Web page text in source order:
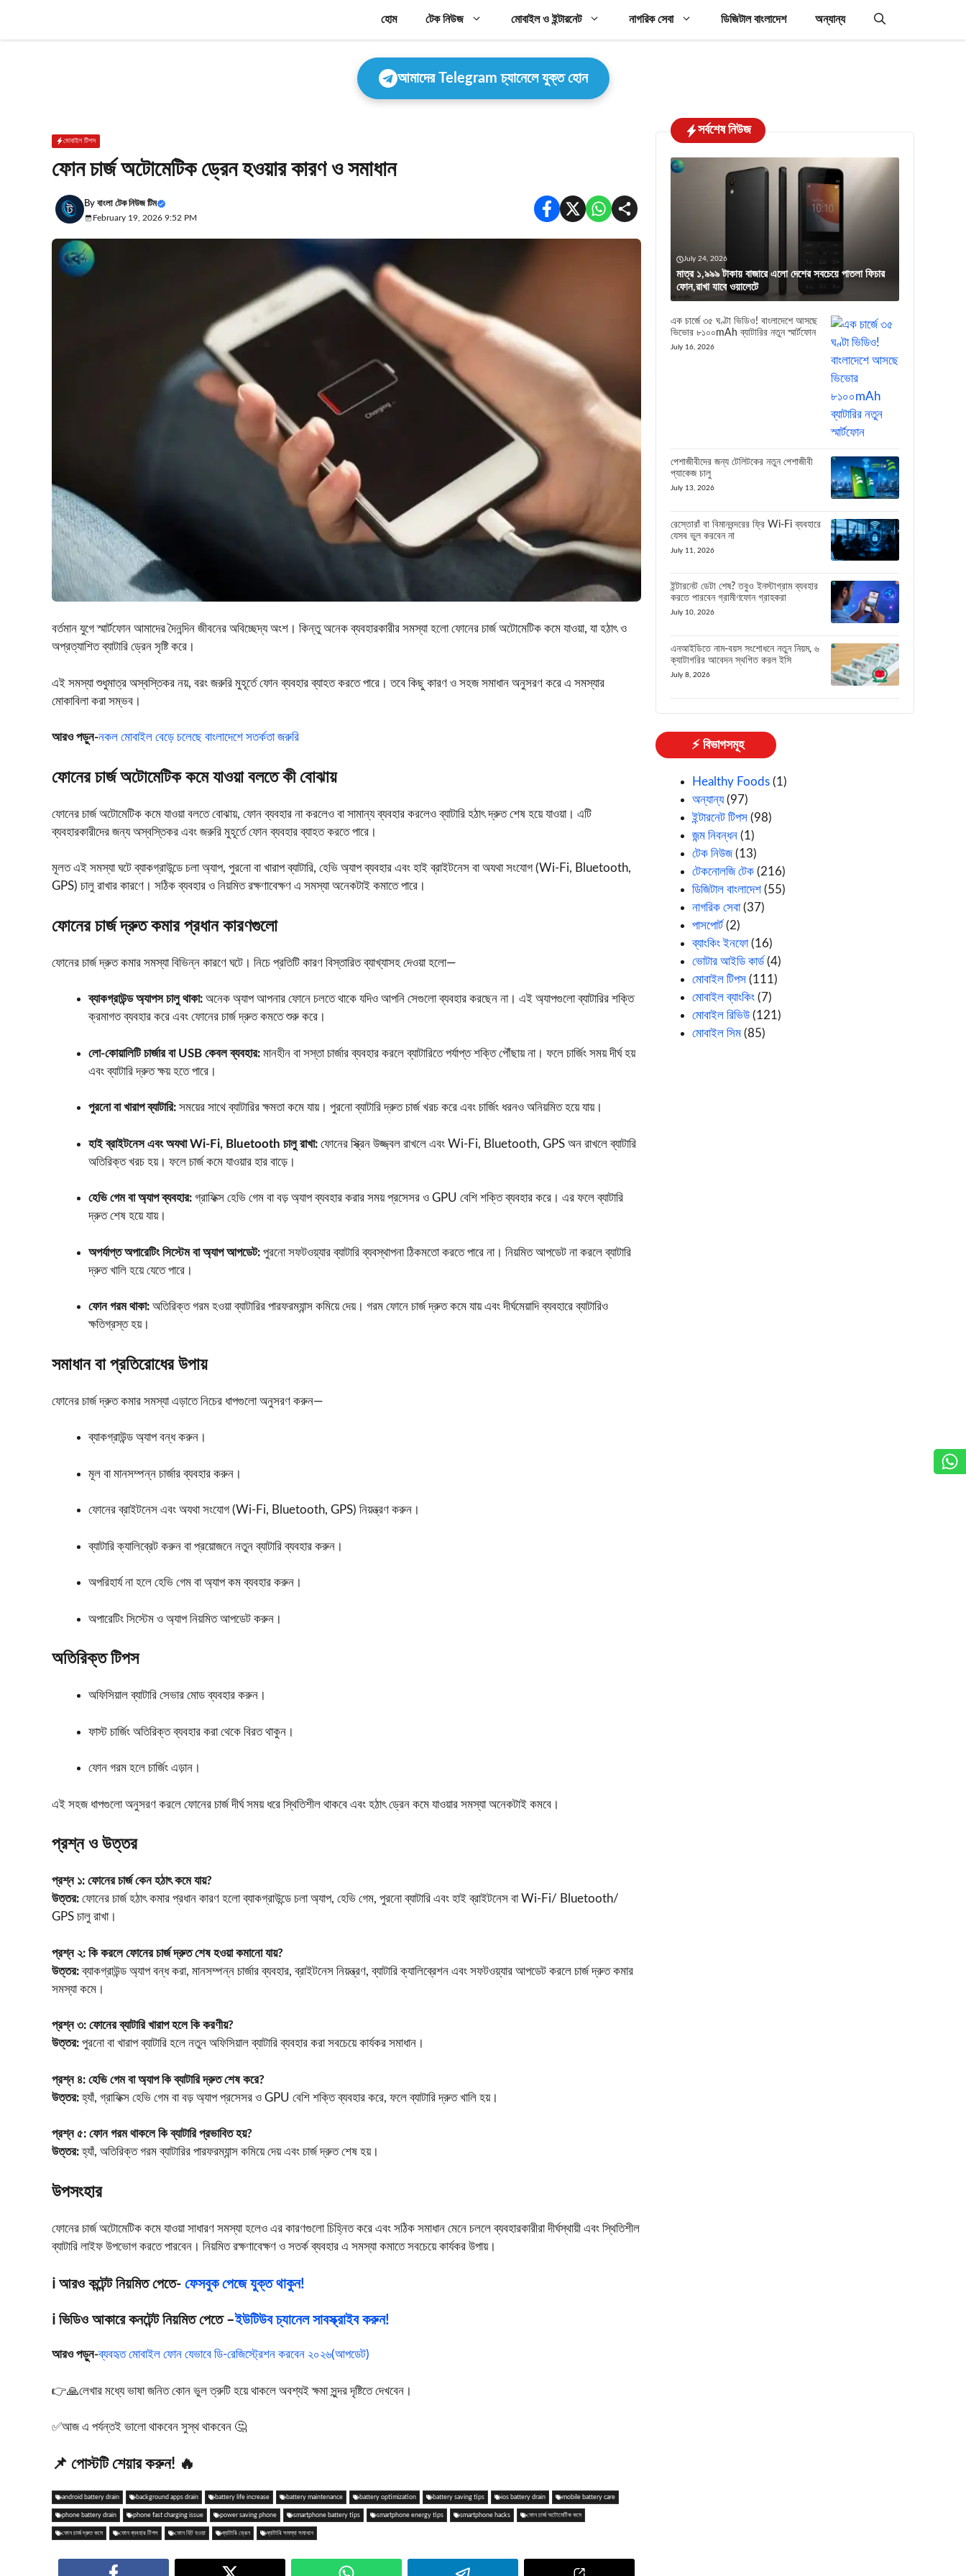
content
হোম টেক নিউজ মোবাইল ও ইন্টারনেট নাগরিক সেবা ডিজিটাল বাংলাদেশ অন্যান্য
আমাদের Telegram চ্যানেলে যুক্ত হোন
মোবাইল টিপস
ফোন চার্জ অটোমেটিক ড্রেন হওয়ার কারণ ও সমাধান
By বাংলা টেক নিউজ টিম
February 19, 2026 9:52 PM
বর্তমান যুগে স্মার্টফোন আমাদের দৈনন্দিন জীবনের অবিচ্ছেদ্য অংশ। কিন্তু অনেক ব্যবহারকারীর সমস্যা হলো ফোনের চার্জ অটোমেটিক কমে যাওয়া, যা হঠাৎ ও
অপ্রত্যাশিত ব্যাটারি ড্রেন সৃষ্টি করে।
এই সমস্যা শুধুমাত্র অস্বস্তিকর নয়, বরং জরুরি মুহূর্তে ফোন ব্যবহার ব্যাহত করতে পারে। তবে কিছু কারণ ও সহজ সমাধান অনুসরণ করে এ সমস্যার
মোকাবিলা করা সম্ভব।
আরও পড়ুন-নকল মোবাইল বেড়ে চলেছে বাংলাদেশে সতর্কতা জরুরি
ফোনের চার্জ অটোমেটিক কমে যাওয়া বলতে কী বোঝায়
ফোনের চার্জ অটোমেটিক কমে যাওয়া বলতে বোঝায়, ফোন ব্যবহার না করলেও বা সামান্য ব্যবহার করলেও ব্যাটারি হঠাৎ দ্রুত শেষ হয়ে যাওয়া। এটি
ব্যবহারকারীদের জন্য অস্বস্তিকর এবং জরুরি মুহূর্তে ফোন ব্যবহার ব্যাহত করতে পারে।
মূলত এই সমস্যা ঘটে ব্যাকগ্রাউন্ডে চলা অ্যাপ, পুরনো বা খারাপ ব্যাটারি, হেভি অ্যাপ ব্যবহার এবং হাই ব্রাইটনেস বা অযথা সংযোগ (Wi-Fi, Bluetooth,
GPS) চালু রাখার কারণে। সঠিক ব্যবহার ও নিয়মিত রক্ষণাবেক্ষণ এ সমস্যা অনেকটাই কমাতে পারে।
ফোনের চার্জ দ্রুত কমার প্রধান কারণগুলো
ফোনের চার্জ দ্রুত কমার সমস্যা বিভিন্ন কারণে ঘটে। নিচে প্রতিটি কারণ বিস্তারিত ব্যাখ্যাসহ দেওয়া হলো—
ব্যাকগ্রাউন্ড অ্যাপস চালু থাকা: অনেক অ্যাপ আপনার ফোনে চলতে থাকে যদিও আপনি সেগুলো ব্যবহার করছেন না। এই অ্যাপগুলো ব্যাটারির শক্তি
ক্রমাগত ব্যবহার করে এবং ফোনের চার্জ দ্রুত কমতে শুরু করে।
লো-কোয়ালিটি চার্জার বা USB কেবল ব্যবহার: মানহীন বা সস্তা চার্জার ব্যবহার করলে ব্যাটারিতে পর্যাপ্ত শক্তি পৌঁছায় না। ফলে চার্জিং সময় দীর্ঘ হয়
এবং ব্যাটারি দ্রুত ক্ষয় হতে পারে।
পুরনো বা খারাপ ব্যাটারি: সময়ের সাথে ব্যাটারির ক্ষমতা কমে যায়। পুরনো ব্যাটারি দ্রুত চার্জ খরচ করে এবং চার্জিং ধরনও অনিয়মিত হয়ে যায়।
হাই ব্রাইটনেস এবং অযথা Wi-Fi, Bluetooth চালু রাখা: ফোনের স্ক্রিন উজ্জ্বল রাখলে এবং Wi-Fi, Bluetooth, GPS অন রাখলে ব্যাটারি
অতিরিক্ত খরচ হয়। ফলে চার্জ কমে যাওয়ার হার বাড়ে।
হেভি গেম বা অ্যাপ ব্যবহার: গ্রাফিক্স হেভি গেম বা বড় অ্যাপ ব্যবহার করার সময় প্রসেসর ও GPU বেশি শক্তি ব্যবহার করে। এর ফলে ব্যাটারি
দ্রুত শেষ হয়ে যায়।
অপর্যাপ্ত অপারেটিং সিস্টেম বা অ্যাপ আপডেট: পুরনো সফটওয়্যার ব্যাটারি ব্যবস্থাপনা ঠিকমতো করতে পারে না। নিয়মিত আপডেট না করলে ব্যাটারি
দ্রুত খালি হয়ে যেতে পারে।
ফোন গরম থাকা: অতিরিক্ত গরম হওয়া ব্যাটারির পারফরম্যান্স কমিয়ে দেয়। গরম ফোনে চার্জ দ্রুত কমে যায় এবং দীর্ঘমেয়াদি ব্যবহারে ব্যাটারিও
ক্ষতিগ্রস্ত হয়।
সমাধান বা প্রতিরোধের উপায়
ফোনের চার্জ দ্রুত কমার সমস্যা এড়াতে নিচের ধাপগুলো অনুসরণ করুন—
ব্যাকগ্রাউন্ড অ্যাপ বন্ধ করুন।
মূল বা মানসম্পন্ন চার্জার ব্যবহার করুন।
ফোনের ব্রাইটনেস এবং অযথা সংযোগ (Wi-Fi, Bluetooth, GPS) নিয়ন্ত্রণ করুন।
ব্যাটারি ক্যালিব্রেট করুন বা প্রয়োজনে নতুন ব্যাটারি ব্যবহার করুন।
অপরিহার্য না হলে হেভি গেম বা অ্যাপ কম ব্যবহার করুন।
অপারেটিং সিস্টেম ও অ্যাপ নিয়মিত আপডেট করুন।
অতিরিক্ত টিপস
অফিসিয়াল ব্যাটারি সেভার মোড ব্যবহার করুন।
ফাস্ট চার্জিং অতিরিক্ত ব্যবহার করা থেকে বিরত থাকুন।
ফোন গরম হলে চার্জিং এড়ান।
এই সহজ ধাপগুলো অনুসরণ করলে ফোনের চার্জ দীর্ঘ সময় ধরে স্থিতিশীল থাকবে এবং হঠাৎ ড্রেন কমে যাওয়ার সমস্যা অনেকটাই কমবে।
প্রশ্ন ও উত্তর
প্রশ্ন ১: ফোনের চার্জ কেন হঠাৎ কমে যায়?
উত্তর: ফোনের চার্জ হঠাৎ কমার প্রধান কারণ হলো ব্যাকগ্রাউন্ডে চলা অ্যাপ, হেভি গেম, পুরনো ব্যাটারি এবং হাই ব্রাইটনেস বা Wi-Fi/ Bluetooth/
GPS চালু রাখা।
প্রশ্ন ২: কি করলে ফোনের চার্জ দ্রুত শেষ হওয়া কমানো যায়?
উত্তর:ব্যাকগ্রাউন্ড অ্যাপ বন্ধ করা, মানসম্পন্ন চার্জার ব্যবহার, ব্রাইটনেস নিয়ন্ত্রণ, ব্যাটারি ক্যালিব্রেশন এবং সফটওয়্যার আপডেট করলে চার্জ দ্রুত কমার
সমস্যা কমে।
প্রশ্ন ৩: ফোনের ব্যাটারি খারাপ হলে কি করণীয়?
উত্তর: পুরনো বা খারাপ ব্যাটারি হলে নতুন অফিসিয়াল ব্যাটারি ব্যবহার করা সবচেয়ে কার্যকর সমাধান।
প্রশ্ন ৪: হেভি গেম বা অ্যাপ কি ব্যাটারি দ্রুত শেষ করে?
উত্তর:হ্যাঁ, গ্রাফিক্স হেভি গেম বা বড় অ্যাপ প্রসেসর ও GPU বেশি শক্তি ব্যবহার করে, ফলে ব্যাটারি দ্রুত খালি হয়।
প্রশ্ন ৫: ফোন গরম থাকলে কি ব্যাটারি প্রভাবিত হয়?
উত্তর:হ্যাঁ, অতিরিক্ত গরম ব্যাটারির পারফরম্যান্স কমিয়ে দেয় এবং চার্জ দ্রুত শেষ হয়।
উপসংহার
ফোনের চার্জ অটোমেটিক কমে যাওয়া সাধারণ সমস্যা হলেও এর কারণগুলো চিহ্নিত করে এবং সঠিক সমাধান মেনে চললে ব্যবহারকারীরা দীর্ঘস্থায়ী এবং স্থিতিশীল
ব্যাটারি লাইফ উপভোগ করতে পারবেন। নিয়মিত রক্ষণাবেক্ষণ ও সতর্ক ব্যবহার এ সমস্যা কমাতে সবচেয়ে কার্যকর উপায়।
ℹ️ আরও কন্টেন্ট নিয়মিত পেতে- ফেসবুক পেজে যুক্ত থাকুন!
ℹ️ ভিডিও আকারে কনটেন্ট নিয়মিত পেতে –ইউটিউব চ্যানেল সাবস্ক্রাইব করুন!
আরও পড়ুন-ব্যবহৃত মোবাইল ফোন যেভাবে ডি-রেজিস্ট্রেশন করবেন ২০২৬(আপডেট)
👉🙏লেখার মধ্যে ভাষা জনিত কোন ভুল ত্রুটি হয়ে থাকলে অবশ্যই ক্ষমা সুন্দর দৃষ্টিতে দেখবেন।
✅আজ এ পর্যন্তই ভালো থাকবেন সুস্থ থাকবেন 🤔
📌 পোস্টটি শেয়ার করুন! 🔥
android battery drain background apps drain battery life increase battery maintenance battery optimization battery saving tips ios battery drain mobile battery care
phone battery drain phone fast charging issue power saving phone smartphone battery tips smartphone energy tips smartphone hacks ফোন চার্জ অটোমেটিক কমে
ফোন চার্জ দ্রুত কমে ফোন ব্যবহার টিপস ফোন হিট হওয়া ব্যাটারি ড্রেন ব্যাটারি সমস্যা সমাধান
সর্বশেষ নিউজ
July 24, 2026
মাত্র ১,৯৯৯ টাকায় বাজারে এলো দেশের সবচেয়ে পাতলা ফিচার
ফোন,রাখা যাবে ওয়ালেটে
এক চার্জে ৩৫ ঘণ্টা ভিডিও! বাংলাদেশে আসছে
ভিভোর ৮১০০mAh ব্যাটারির নতুন স্মার্টফোন
July 16, 2026
পেশাজীবীদের জন্য টেলিটকের নতুন পেশাজীবী
প্যাকেজ চালু
July 13, 2026
রেস্তোরাঁ বা বিমানবন্দরের ফ্রি Wi-Fi ব্যবহারে
যেসব ভুল করবেন না
July 11, 2026
ইন্টারনেট ডেটা শেষ? তবুও ইনস্টাগ্রাম ব্যবহার
করতে পারবেন গ্রামীণফোন গ্রাহকরা
July 10, 2026
এনআইডিতে নাম-বয়স সংশোধনে নতুন নিয়ম, ৬
ক্যাটাগরির আবেদন স্থগিত করল ইসি
July 8, 2026
⚡ বিভাগসমূহ
Healthy Foods (1)
অন্যান্য(97)
ইন্টারনেট টিপস (98)
জন্ম নিবন্ধন (1)
টেক নিউজ(13)
টেকনোলজি টেক (216)
ডিজিটাল বাংলাদেশ (55)
নাগরিক সেবা(37)
পাসপোর্ট (2)
ব্যাংকিং ইনফো(16)
ভোটার আইডি কার্ড (4)
মোবাইল টিপস (111)
মোবাইল ব্যাংকিং (7)
মোবাইল রিভিউ (121)
মোবাইল সিম (85)